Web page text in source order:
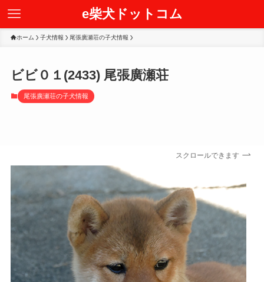
e柴犬ドットコム
ホーム 子犬情報 尾張廣瀬荘の子犬情報
ビビ０１(2433) 尾張廣瀬荘
尾張廣瀬荘の子犬情報
スクロールできます